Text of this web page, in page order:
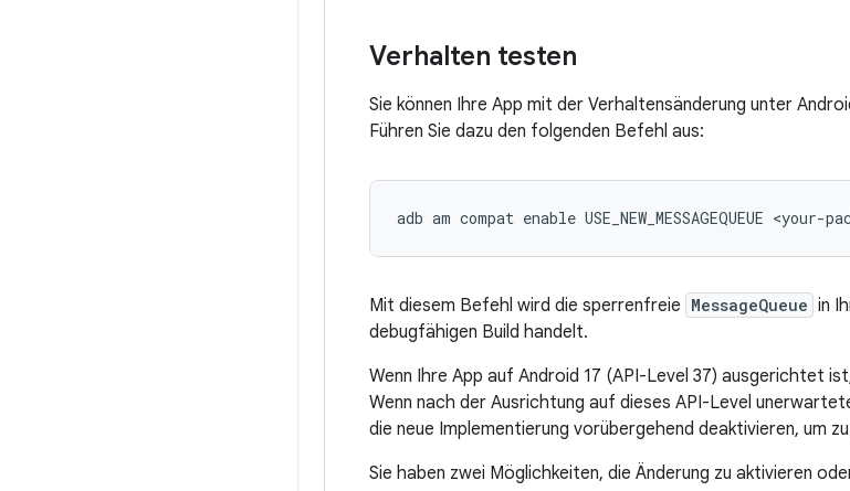
Verhalten testen
Sie können Ihre App mit der Verhaltensänderung unter
Führen Sie dazu den folgenden Befehl aus:
Mit diesem Befehl wird die sperrenfreie MessageQueue in
debugfähigen Build handelt.
Wenn Ihre App auf Android 17 (API-Level 37) ausgerichtet
Wenn nach der Ausrichtung auf dieses API-Level
die neue Implementierung vorübergehend deaktivieren, um
Sie haben zwei Möglichkeiten, die Änderung zu aktivieren